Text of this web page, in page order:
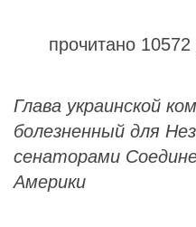
прочитано 10572
Глава украинской
болезненный для
сенаторами
Америки